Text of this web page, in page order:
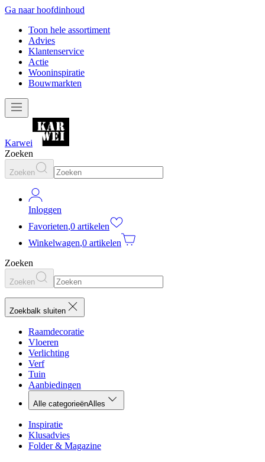
Ga naar hoofdinhoud
Toon hele assortiment
Advies
Klantenservice
Actie
Wooninspiratie
Bouwmarkten
Karwei
Zoeken
Zoeken
Inloggen
Favorieten,0 artikelen
Winkelwagen,0 artikelen
Zoeken
Zoeken
Zoekbalk sluiten
Raamdecoratie
Vloeren
Verlichting
Verf
Tuin
Aanbiedingen
Alle categorieënAlles
Inspiratie
Klusadvies
Folder & Magazine